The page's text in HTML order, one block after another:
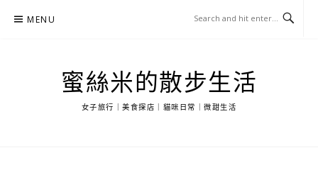
MENU
蜜絲米的散步生活
女子旅行｜美食探店｜貓咪日常｜微甜生活